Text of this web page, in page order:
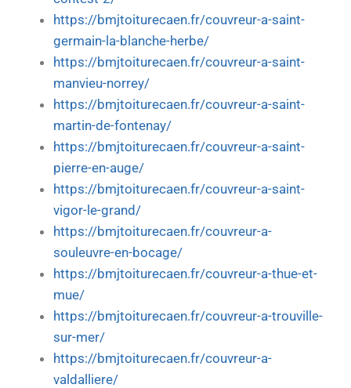
https://bmjtoiturecaen.fr/couvreur-a-saint-
germain-la-blanche-herbe/
https://bmjtoiturecaen.fr/couvreur-a-saint-
manvieu-norrey/
https://bmjtoiturecaen.fr/couvreur-a-saint-
martin-de-fontenay/
https://bmjtoiturecaen.fr/couvreur-a-saint-
pierre-en-auge/
https://bmjtoiturecaen.fr/couvreur-a-saint-
vigor-le-grand/
https://bmjtoiturecaen.fr/couvreur-a-
souleuvre-en-bocage/
https://bmjtoiturecaen.fr/couvreur-a-thue-et-
mue/
https://bmjtoiturecaen.fr/couvreur-a-trouville-
sur-mer/
https://bmjtoiturecaen.fr/couvreur-a-
valdalliere/